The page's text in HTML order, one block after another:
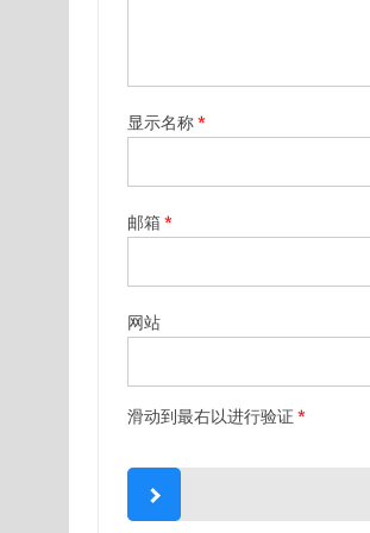
显示名称*
邮箱*
网站
滑动到最右以进行验证 *